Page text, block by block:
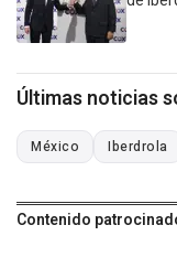
Últimas noticias
México Iberdrola
Contenido